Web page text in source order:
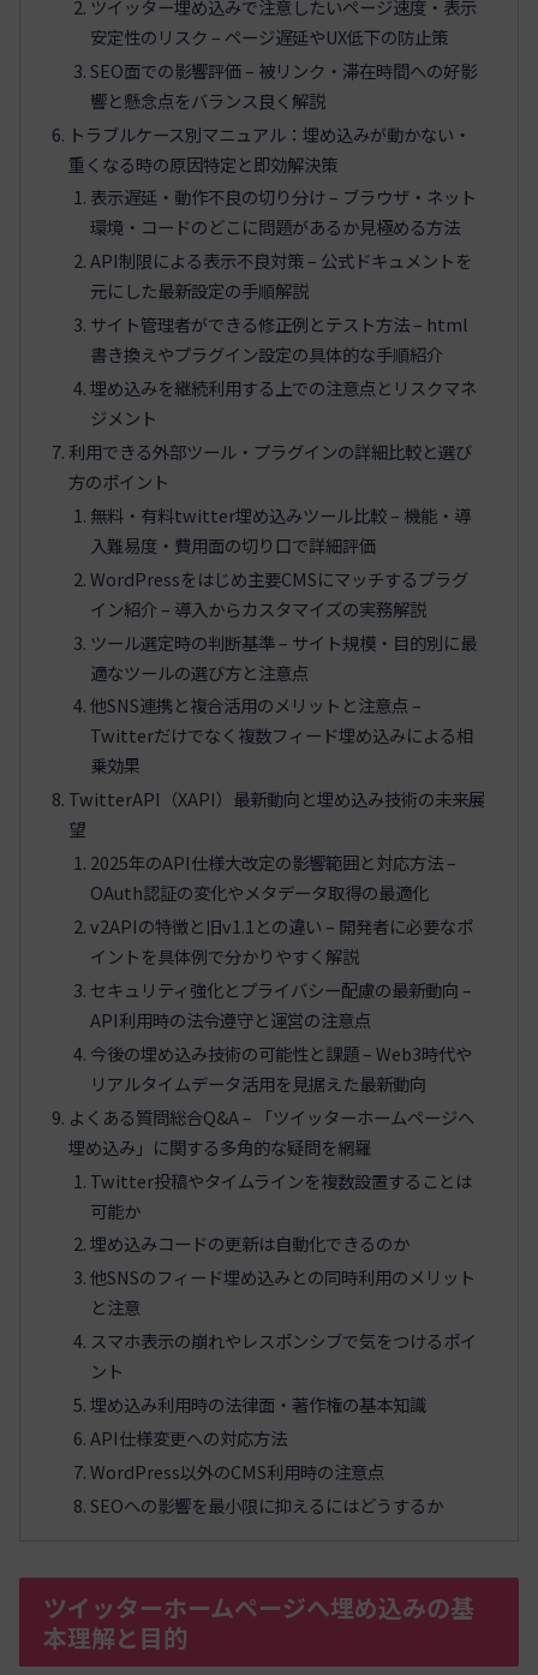
ツイッター埋め込みで注意したいページ速度・表示
安定性のリスク – ページ遅延やUX低下の防止策
SEO面での影響評価 – 被リンク・滞在時間への好影
響と懸念点をバランス良く解説
トラブルケース別マニュアル：埋め込みが動かない・
重くなる時の原因特定と即効解決策
表示遅延・動作不良の切り分け – ブラウザ・ネット
環境・コードのどこに問題があるか見極める方法
API制限による表示不良対策 – 公式ドキュメントを
元にした最新設定の手順解説
サイト管理者ができる修正例とテスト方法 – html
書き換えやプラグイン設定の具体的な手順紹介
埋め込みを継続利用する上での注意点とリスクマネ
ジメント
利用できる外部ツール・プラグインの詳細比較と選び
方のポイント
無料・有料twitter埋め込みツール比較 – 機能・導
入難易度・費用面の切り口で詳細評価
WordPressをはじめ主要CMSにマッチするプラグ
イン紹介 – 導入からカスタマイズの実務解説
ツール選定時の判断基準 – サイト規模・目的別に最
適なツールの選び方と注意点
他SNS連携と複合活用のメリットと注意点 –
Twitterだけでなく複数フィード埋め込みによる相
乗効果
TwitterAPI（XAPI）最新動向と埋め込み技術の未来展
望
2025年のAPI仕様大改定の影響範囲と対応方法 –
OAuth認証の変化やメタデータ取得の最適化
v2APIの特徴と旧v1.1との違い – 開発者に必要なポ
イントを具体例で分かりやすく解説
セキュリティ強化とプライバシー配慮の最新動向 –
API利用時の法令遵守と運営の注意点
今後の埋め込み技術の可能性と課題 – Web3時代や
リアルタイムデータ活用を見据えた最新動向
よくある質問総合Q&A – 「ツイッターホームページへ
埋め込み」に関する多角的な疑問を網羅
Twitter投稿やタイムラインを複数設置することは
可能か
埋め込みコードの更新は自動化できるのか
他SNSのフィード埋め込みとの同時利用のメリット
と注意
スマホ表示の崩れやレスポンシブで気をつけるポイ
ント
埋め込み利用時の法律面・著作権の基本知識
API仕様変更への対応方法
WordPress以外のCMS利用時の注意点
SEOへの影響を最小限に抑えるにはどうするか
ツイッターホームページへ埋め込みの基
本理解と目的